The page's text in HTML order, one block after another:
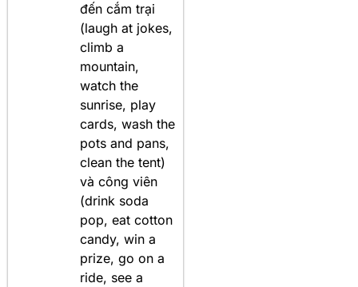
đến cắm trại
(laugh at jokes,
climb a
mountain,
watch the
sunrise, play
cards, wash the
pots and pans,
clean the tent)
và công viên
(drink soda
pop, eat cotton
candy, win a
prize, go on a
ride, see a